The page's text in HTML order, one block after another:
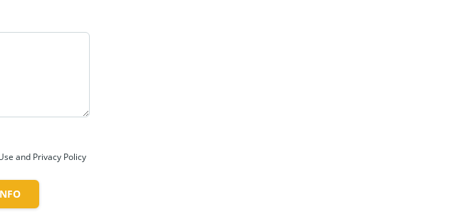
and Privacy Policy